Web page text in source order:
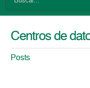
Centros de
Posts